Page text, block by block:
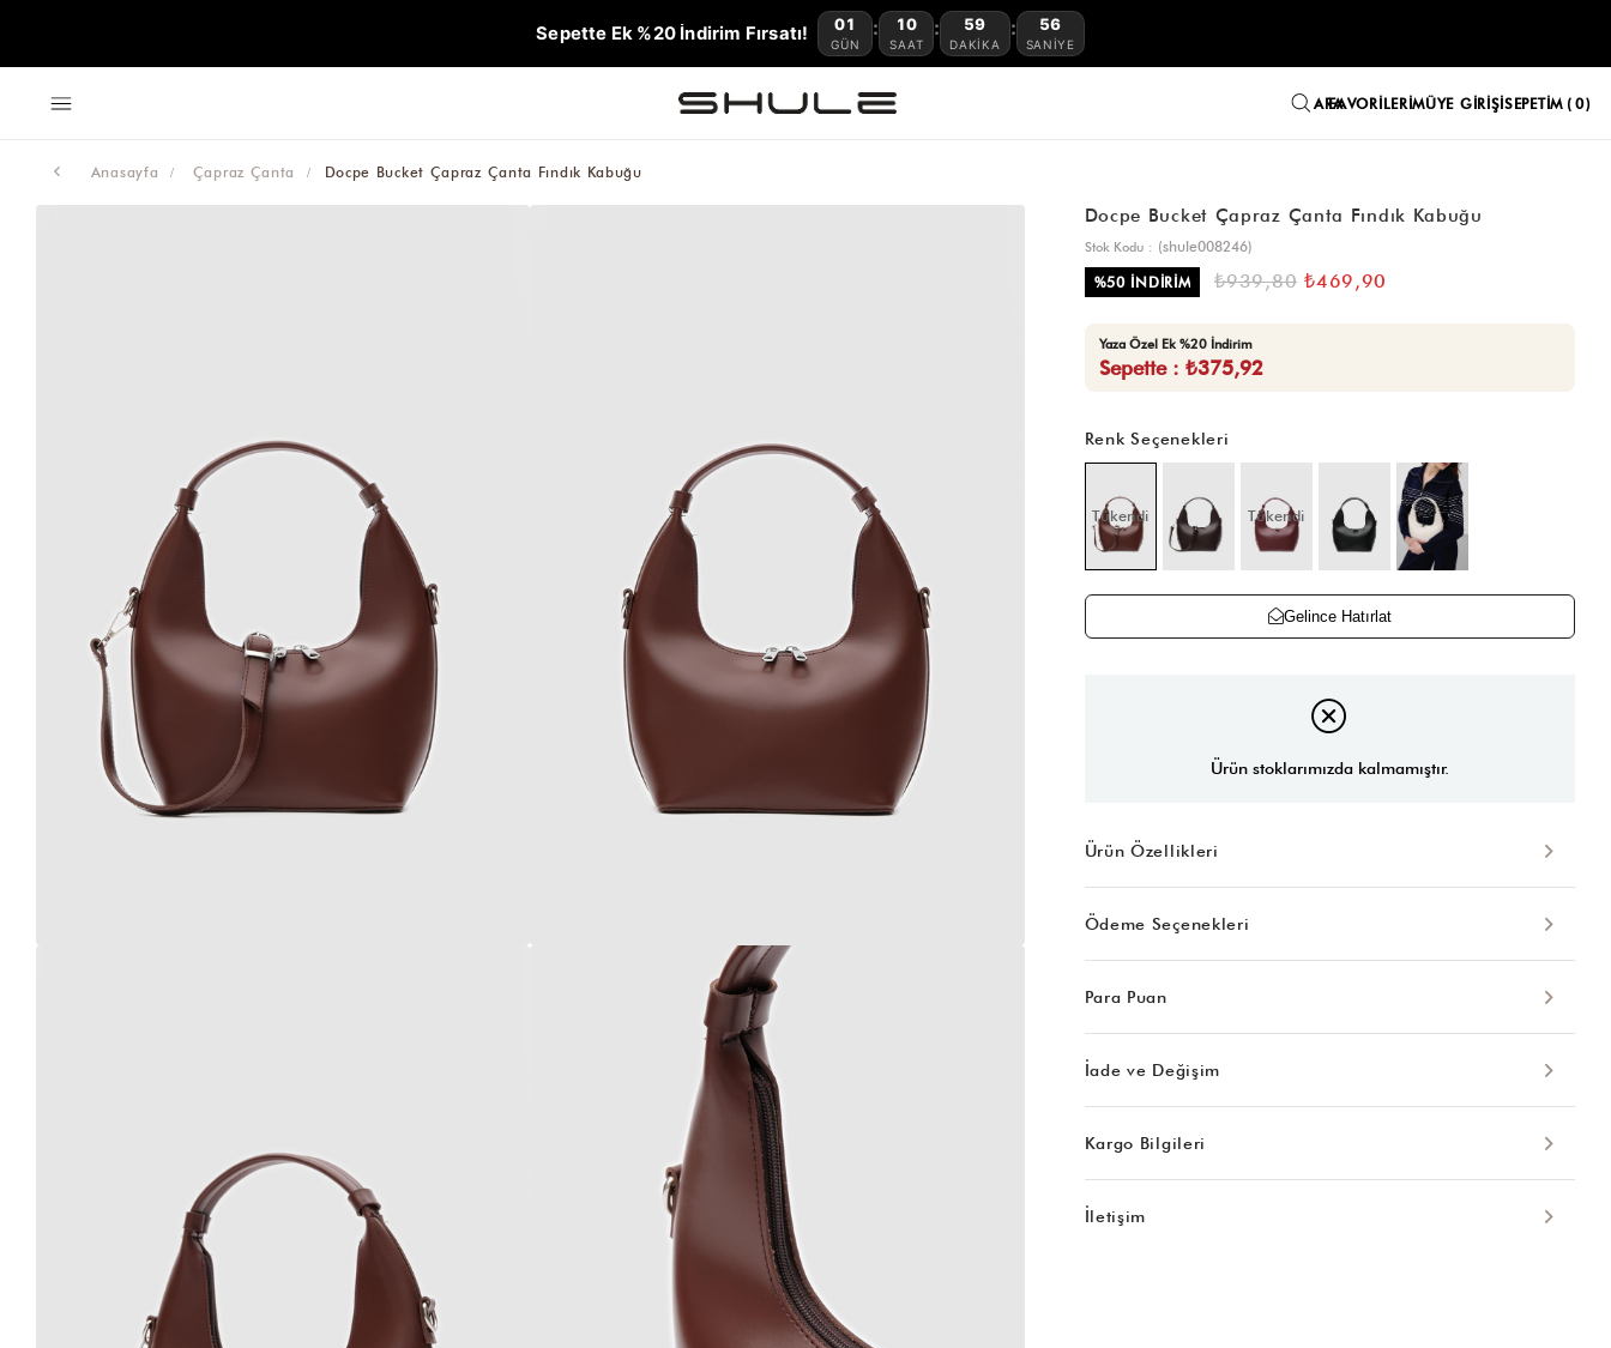
Sepette Ek %20 İndirim Fırsatı! 01
GÜN
: 10
SAAT
: 59
DAKIKA
: 54
SANIYE
FAVORILERIMÜYE GIRIŞISEPETIM 0
Anasayfa Çapraz Çanta Docpe Bucket Çapraz Çanta Fındık Kabuğu
Docpe Bucket Çapraz Çanta Fındık Kabuğu
Stok Kodu
(shule008246)
%50İNDIRIM ₺939,80 ₺469,90
Yaza Özel Ek %20 İndirim
Sepette : ₺375,92
Renk Seçenekleri
Tükendi Tükendi
Gelince Hatırlat
Ürün stoklarımızda kalmamıştır.
Ürün Özellikleri
Ödeme Seçenekleri
Para Puan
İade ve Değişim
Kargo Bilgileri
İletişim